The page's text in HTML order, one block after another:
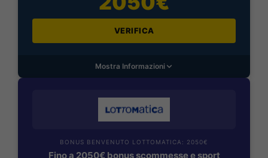
VERIFICA
Mostra Informazioni
BONUS BENVENUTO LOTTOMATICA: 2050€
Fino a 2050€ bonus scommesse e sport